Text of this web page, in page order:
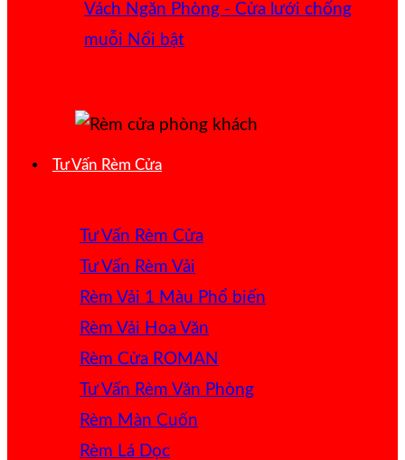
Vách Ngăn Phòng - Cửa lưới chống
muỗi
Tư Vấn Rèm Cửa
Tư Vấn Rèm Cửa
Tư Vấn Rèm Vải
Rèm Vải 1 Màu
Rèm Vải Hoa Văn
Rèm Cửa ROMAN
Tư Vấn Rèm Văn Phòng
Rèm Màn Cuốn
Rèm Lá Dọc